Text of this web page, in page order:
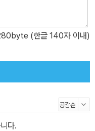
린이들을 위해 만들어진 그
아 그림책처럼 장면마다
년 수준의 정보량이 담겨
나온 《쌀밥 한 그릇에 생
이고, 후속 권도 계속 붙여
(한글 140자 이내)
다.